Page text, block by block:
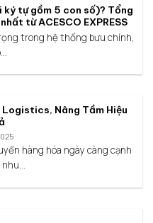
ký tự gồm 5 con số)? Tổng
từ ACESCO EXPRESS
trong hệ thống bưu chính,
Nâng Tầm Hiệu
hàng hóa ngày càng cạnh